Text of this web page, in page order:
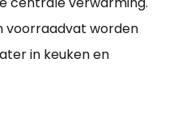
voorraadvat worden
in keuken en